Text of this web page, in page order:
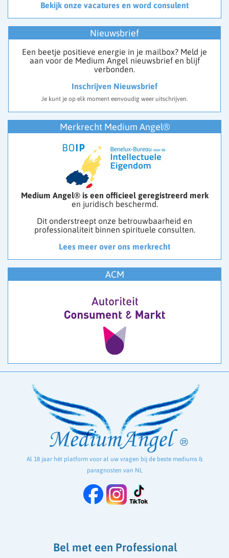
Bekijk onze vacatures en word consulent
Nieuwsbrief
Een beetje positieve energie in je mailbox? Meld je
aan voor de Medium Angel nieuwsbrief en blijf
verbonden.
Inschrijven Nieuwsbrief
Je kunt je op elk moment eenvoudig weer uitschrijven.
Merkrecht Medium Angel®
Medium Angel® is een officieel geregistreerd merk
en juridisch beschermd.
Dit onderstreept onze betrouwbaarheid en
professionaliteit binnen spirituele consulten.
Lees meer over ons merkrecht
ACM
Al 18 jaar hét platform voor al uw vragen bij de beste mediums &
paragnosten van NL
Bel met een Professional